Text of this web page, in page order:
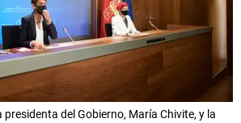
presidenta del Gobierno, María Chivite, y la